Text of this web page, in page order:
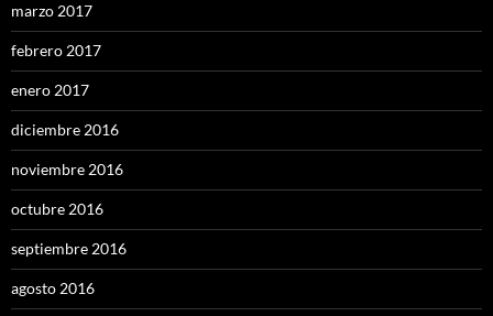
marzo 2017
febrero 2017
enero 2017
diciembre 2016
noviembre 2016
octubre 2016
septiembre 2016
agosto 2016